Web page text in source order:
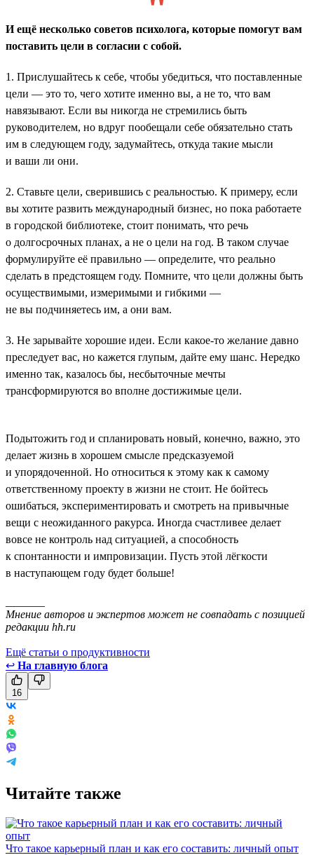
И ещё несколько советов психолога, которые помогут вам
поставить цели в согласии с собой.
1. Прислушайтесь к себе, чтобы убедиться, что поставленные
цели — это то, чего хотите именно вы, а не то, что вам
навязывают. Если вы никогда не стремились быть
руководителем, но вдруг пообещали себе обязательно стать
им в следующем году, задумайтесь, откуда такие мысли
и ваши ли они.
2. Ставьте цели, сверившись с реальностью. К примеру, если
вы хотите развить международный бизнес, но пока работаете
в городской библиотеке, стоит понимать, что речь
о долгосрочных планах, а не о цели на год. В таком случае
формулируйте её правильно — определите, что реально
сделать в предстоящем году. Помните, что цели должны быть
осуществимыми, измеримыми и гибкими —
не вы подчиняетесь им, а они вам.
3. Не зарывайте хорошие идеи. Если какое-то желание давно
преследует вас, но кажется глупым, дайте ему шанс. Нередко
именно так, казалось бы, несбыточные мечты
трансформируются во вполне достижимые цели.
Подытожить год и спланировать новый, конечно, важно, это
делает жизнь в хорошем смысле предсказуемой
и упорядоченной. Но относиться к этому как к самому
ответственному проекту в жизни не стоит. Не бойтесь
ошибаться, экспериментировать и смотреть на привычные
вещи с неожиданного ракурса. Иногда счастливее делает
вовсе не контроль над ситуацией, а способность
к спонтанности и импровизации. Пусть этой лёгкости
в наступающем году будет больше!
Мнение авторов и экспертов может не совпадать с позицией
редакции hh.ru
Ещё статьи о продуктивности
↩ На главную блога
16
Читайте также
Что такое карьерный план и как его составить: личный опыт